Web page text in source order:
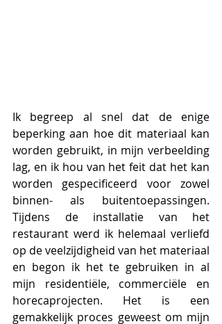
Ik begreep al snel dat de enige
beperking aan hoe dit materiaal kan
worden gebruikt, in mijn verbeelding
lag, en ik hou van het feit dat het kan
worden gespecificeerd voor zowel
binnen- als buitentoepassingen.
Tijdens de installatie van het
restaurant werd ik helemaal verliefd
op de veelzijdigheid van het materiaal
en begon ik het te gebruiken in al
mijn residentiële, commerciële en
horecaprojecten. Het is een
gemakkelijk proces geweest om mijn